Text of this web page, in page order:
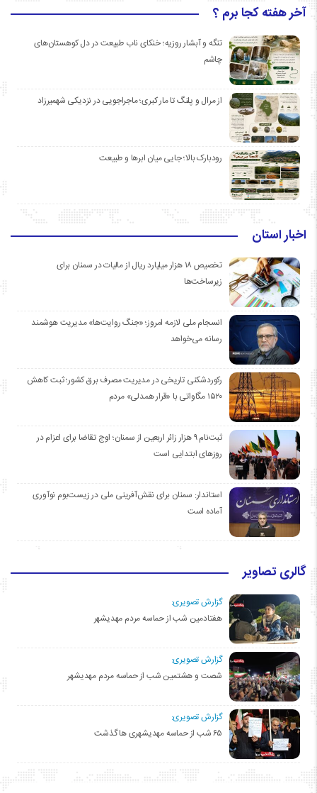
آخر هفته کجا برم ؟
تنگه و آبشار روزیه؛ خنکای ناب طبیعت در دل کوهستان‌های
چاشم
از مرال و پلنگ تا مار کبری؛ ماجراجویی در نزدیکی شهمیرزاد
رودبارک بالا؛ جایی میان ابرها و طبیعت
اخبار استان
تخصیص ۱۸ هزار میلیارد ریال از مالیات در سمنان برای
زیرساخت‌ها
انسجام ملی لازمه امروز؛ «جنگ روایت‌ها» مدیریت هوشمند
رسانه می‌خواهد
رکوردشکنی تاریخی در مدیریت مصرف برق کشور؛ ثبت کاهش
۱۵۲۰ مگاواتی با «قرار همدلی» مردم
ثبت‌نام ۹ هزار زائر اربعین از سمنان؛ اوج تقاضا برای اعزام در
روزهای ابتدایی است
استاندار: سمنان برای نقش‌آفرینی ملی در زیست‌بوم نوآوری
آماده است
گالری تصاویر
گزارش تصویری:
هفتادمین شب از حماسه مردم مهدیشهر
گزارش تصویری:
شصت و هشتمین شب از حماسه مردم مهدیشهر
گزارش تصویری:
۶۵ شب از حماسه مهدیشهری ها گذشت